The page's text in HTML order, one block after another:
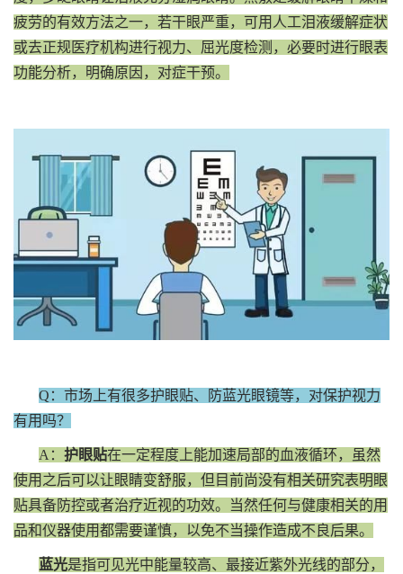
疲劳的有效方法之一，若干眼严重，可用人工泪液缓解症状
或去正规医疗机构进行视力、屈光度检测，必要时进行眼表
功能分析，明确原因，对症干预。
Q：市场上有很多护眼贴、防蓝光眼镜等，对保护视力
有用吗？
A： 护眼贴在一定程度上能加速局部的血液循环，虽然
使用之后可以让眼睛变舒服，但目前尚没有相关研究表明眼
贴具备防控或者治疗近视的功效。当然任何与健康相关的用
品和仪器使用都需要谨慎，以免不当操作造成不良后果。
蓝光是指可见光中能量较高、最接近紫外光线的部分，